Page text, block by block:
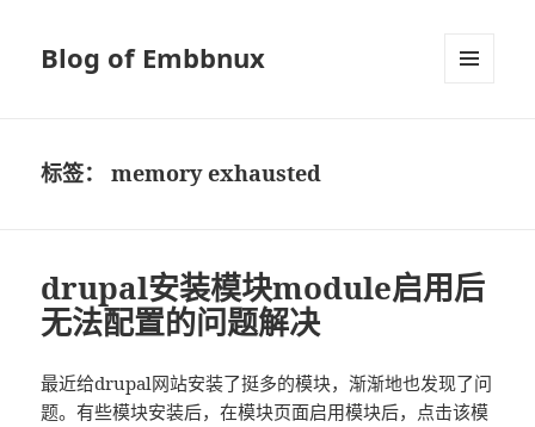
Blog of Embbnux
标签：memory exhausted
drupal安装模块module启用后
无法配置的问题解决
最近给drupal网站安装了挺多的模块，渐渐地也发现了问
题。有些模块安装后，在模块页面启用模块后，点击该模